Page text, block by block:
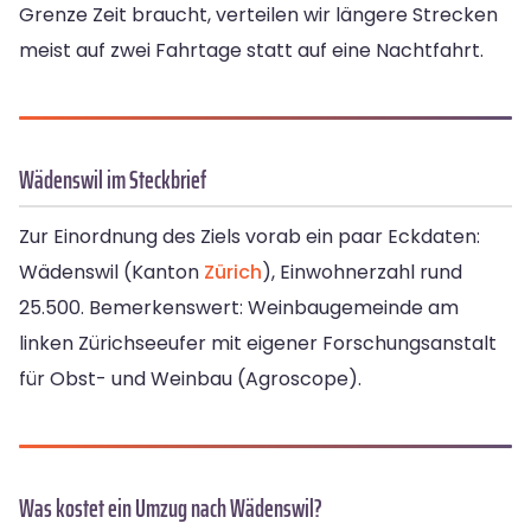
Grenze Zeit braucht, verteilen wir längere Strecken
meist auf zwei Fahrtage statt auf eine Nachtfahrt.
Wädenswil im Steckbrief
Zur Einordnung des Ziels vorab ein paar Eckdaten:
Wädenswil (Kanton Zürich), Einwohnerzahl rund
25.500. Bemerkenswert: Weinbaugemeinde am
linken Zürichseeufer mit eigener Forschungsanstalt
für Obst- und Weinbau (Agroscope).
Was kostet ein Umzug nach Wädenswil?